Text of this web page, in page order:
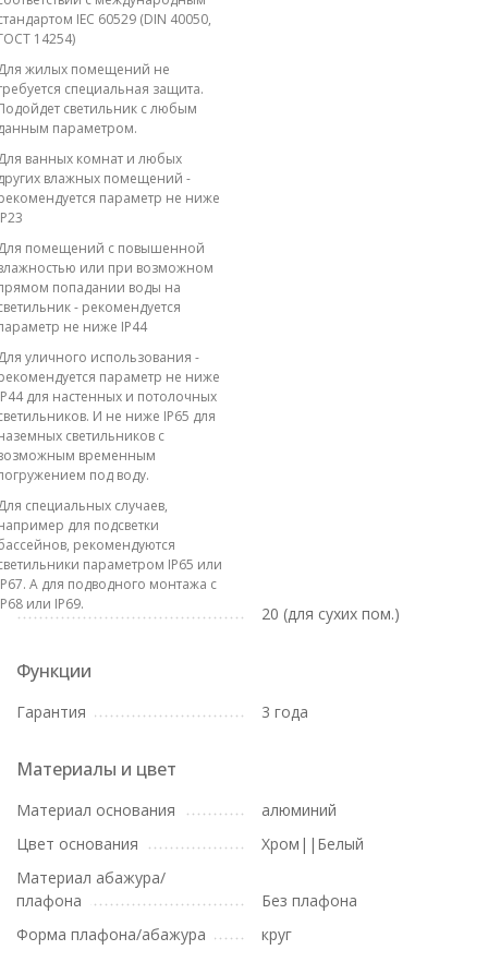
IEC 60529 (DIN 40050,
14254)
жилых помещений не
специальная защита.
светильник с любым
параметром.
ванных комнат и любых
влажных помещений -
параметр не ниже
помещений с повышенной
или при возможном
попадании воды на
- рекомендуется
не ниже IP44
уличного использования -
параметр не ниже
для настенных и потолочных
И не ниже IP65 для
светильников с
временным
под воду.
специальных случаев,
для подсветки
рекомендуются
параметром IP65 или
А для подводного монтажа с
или IP69.
20 (для сухих пом.)
Функции
Гарантия 3 года
Материалы и цвет
Материал основания
алюминий
Цвет основания
Хром||Белый
Материал абажура/
плафона
Без плафона
Форма плафона/абажура
круг